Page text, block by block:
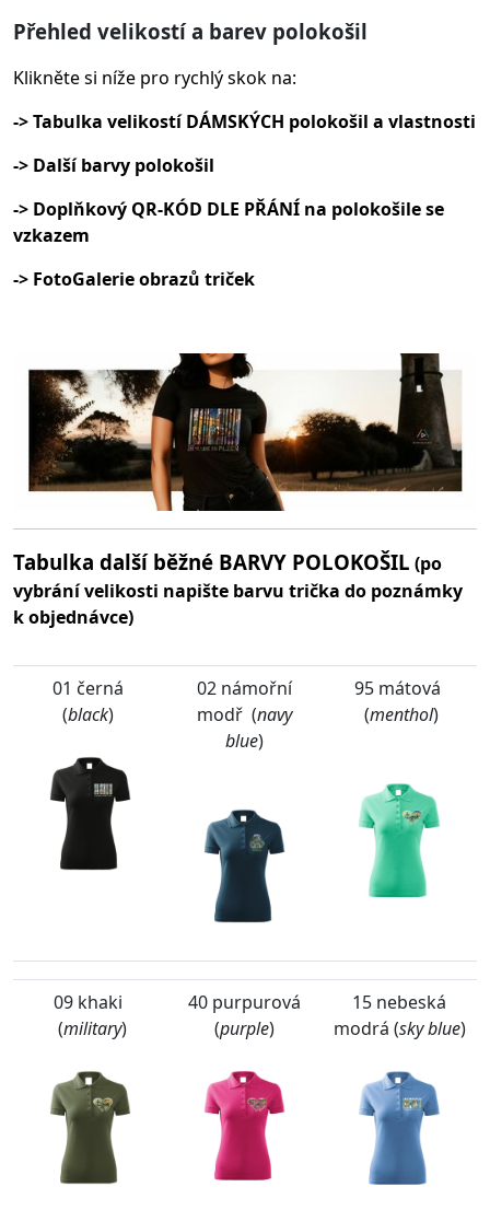
Přehled velikostí a barev polokošil
Klikněte si níže pro rychlý skok na:
-> Tabulka velikostí DÁMSKÝCH polokošil a vlastnosti
-> Další barvy polokošil
-> Doplňkový QR-KÓD DLE PŘÁNÍ na polokošile se
vzkazem
-> FotoGalerie obrazů triček
Tabulka další běžné BARVY POLOKOŠIL (po
vybrání velikosti napište barvu trička do poznámky
k objednávce)
01 černá
(black)
02 námořní
modř (navy
blue)
95 mátová
(menthol)
09 khaki
(military)
40 purpurová
(purple)
15 nebeská
modrá (sky blue)